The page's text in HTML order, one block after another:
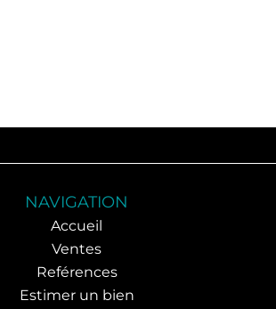
NAVIGATION
Accueil
Ventes
Reférences
Estimer un bien